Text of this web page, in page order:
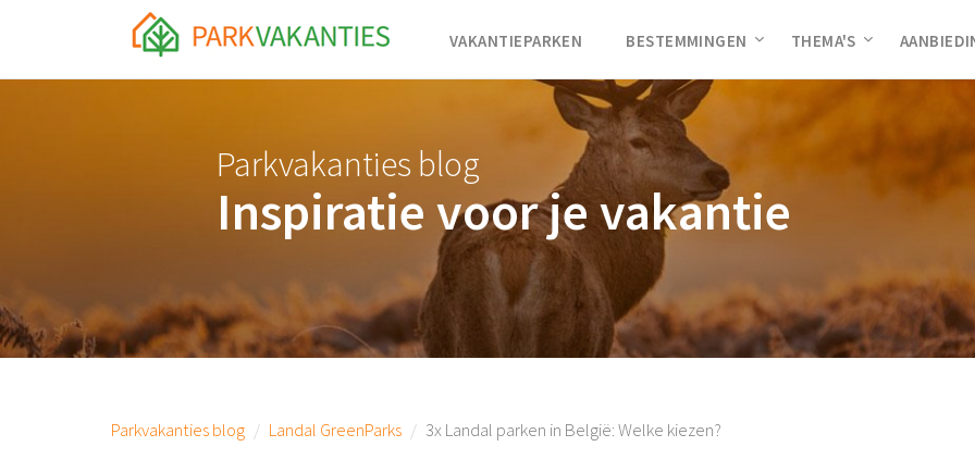
VAKANTIEPARKEN BESTEMMINGEN THEMA'S
Parkvakanties blog
Inspiratie voor je vakantie
Parkvakanties blog Landal GreenParks 3x Landal parken in België: Welke kiezen?